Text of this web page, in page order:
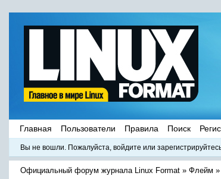
Главная Пользователи Правила Поиск
Вы не вошли. Пожалуйста, войдите или
Официальный форум журнала Linux Format » Флейм »